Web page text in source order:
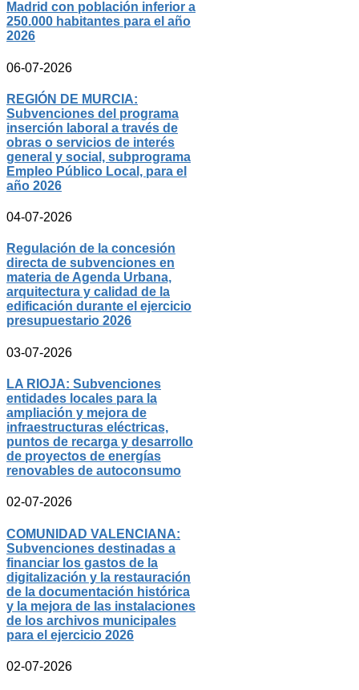
Madrid con población inferior a
250.000 habitantes para el año
2026
06-07-2026
REGIÓN DE MURCIA:
Subvenciones del programa
inserción laboral a través de
obras o servicios de interés
general y social, subprograma
Empleo Público Local, para el
año 2026
04-07-2026
Regulación de la concesión
directa de subvenciones en
materia de Agenda Urbana,
arquitectura y calidad de la
edificación durante el ejercicio
presupuestario 2026
03-07-2026
LA RIOJA: Subvenciones
entidades locales para la
ampliación y mejora de
infraestructuras eléctricas,
puntos de recarga y desarrollo
de proyectos de energías
renovables de autoconsumo
02-07-2026
COMUNIDAD VALENCIANA:
Subvenciones destinadas a
financiar los gastos de la
digitalización y la restauración
de la documentación histórica
y la mejora de las instalaciones
de los archivos municipales
para el ejercicio 2026
02-07-2026